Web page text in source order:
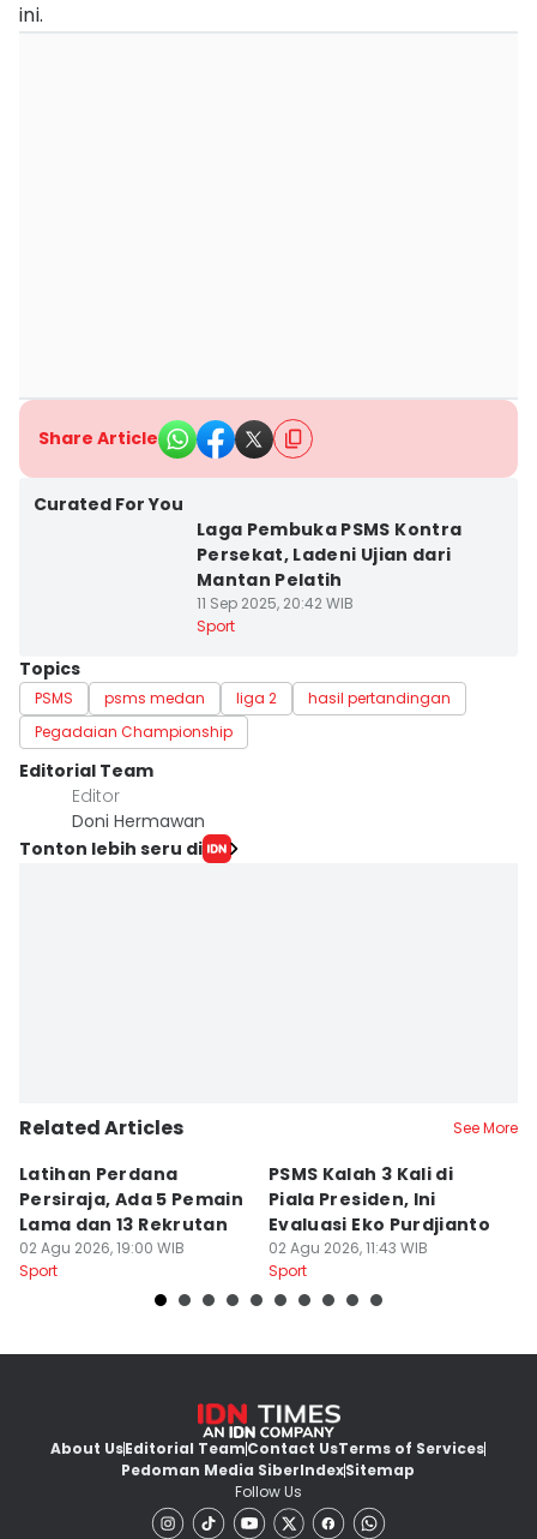
ini.
Share Article
Curated For You
Laga Pembuka PSMS Kontra
Persekat, Ladeni Ujian dari
Mantan Pelatih
11 Sep 2025, 20:42 WIB
Sport
Topics
PSMS psms medan liga 2
hasil pertandingan
Pegadaian Championship
Editorial Team
Editor
Doni Hermawan
Tonton lebih seru di
Related Articles See More
Latihan Perdana
Persiraja, Ada 5 Pemain
Lama dan 13 Rekrutan
02 Agu 2026, 19:00 WIB
Sport
PSMS Kalah 3 Kali di
Piala Presiden, Ini
Evaluasi Eko Purdjianto
02 Agu 2026, 11:43 WIB
Sport
About UsEditorial TeamContact UsTerms of Services
Pedoman Media SiberIndexSitemap
Follow Us